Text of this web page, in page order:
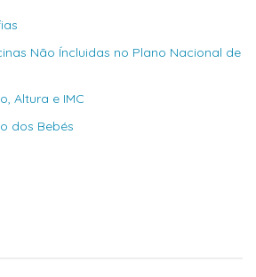
Não Íncluidas no Plano Nacional de
Altura e IMC
dos Bebés